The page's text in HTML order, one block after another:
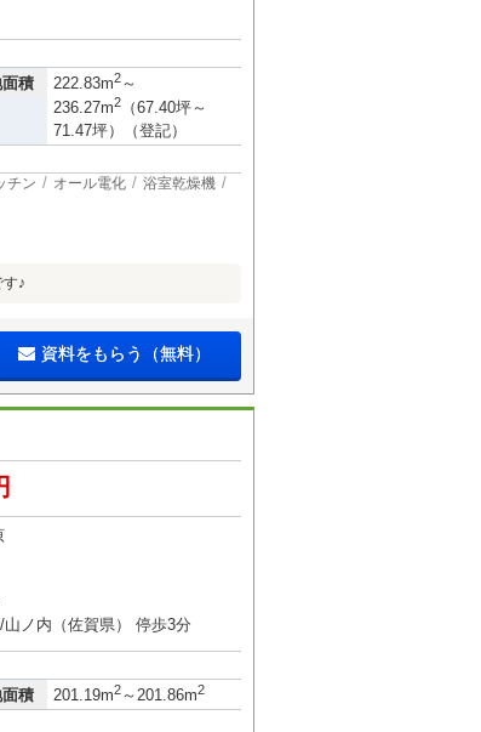
積 222.83m2～
236.27m2
（67.40坪～
71.47坪）（登記）
チン オール電化 浴室乾燥機
♪
資料をもらう（無料）
ノ内（佐賀県） 停歩3分
積 201.19m2～201.86m2